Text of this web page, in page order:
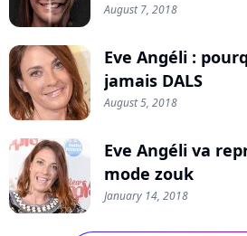
August 7, 2018
Eve Angéli :
jamais DALS
August 5, 2018
Eve Angéli va
mode zouk
January 14, 2018